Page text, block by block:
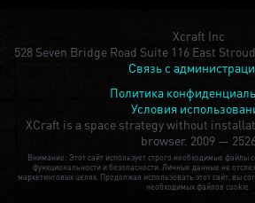
Xcraft Inc
528 Seven Bridge Road Suite 116 East
Связь с
Политика
Условия
XCraft is a space strategy without
browser. 2009 —
Внимание: Этот сайт использует строго необходимые файлы
функциональности и безопасности. Личные данные не
маркетинговых целях. Продолжая использовать этот сайт, вы
необходимых файлов cookie.